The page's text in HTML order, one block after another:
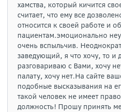
хамства, который кичится
считает, что ему все
относится к своей работе и
пациентам.эмоционально
очень вспыльчив.
заведующий, я что хочу, то и
разговариваю с Вами, хочу
палату, хочу нет.На сайте
подобные высказывания на
такой человек не имеет
должность! Прошу принять